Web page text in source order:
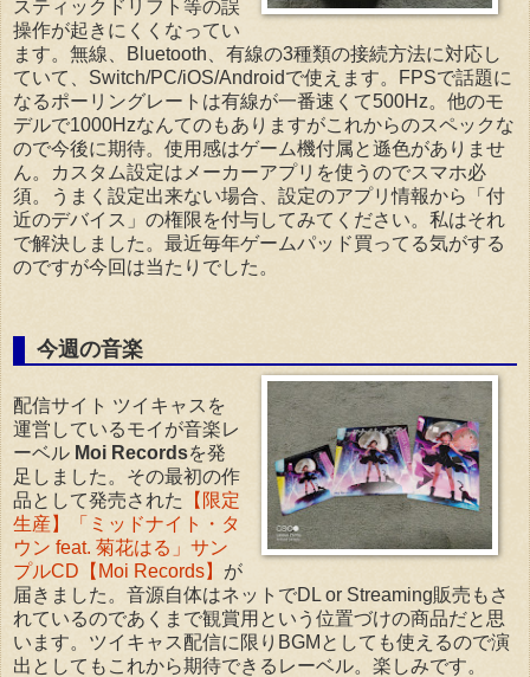
スティックドリフト等の誤
操作が起きにくくなってい
ます。無線、Bluetooth、有線の3種類の接続方法に対応し
ていて、Switch/PC/iOS/Androidで使えます。FPSで話題に
なるポーリングレートは有線が一番速くて500Hz。他のモ
デルで1000Hzなんてのもありますがこれからのスペックな
ので今後に期待。使用感はゲーム機付属と遜色がありませ
ん。カスタム設定はメーカーアプリを使うのでスマホ必
須。うまく設定出来ない場合、設定のアプリ情報から「付
近のデバイス」の権限を付与してみてください。私はそれ
で解決しました。最近毎年ゲームパッド買ってる気がする
のですが今回は当たりでした。
今週の音楽
配信サイト ツイキャスを
運営しているモイが音楽レ
ーベル Moi Recordsを発
足しました。その最初の作
品として発売された
【限定
生産】「ミッドナイト・タ
ウン feat. 菊花はる」サン
プルCD【Moi Records】 が
届きました。音源自体はネットでDL or Streaming販売もさ
れているのであくまで観賞用という位置づけの商品だと思
います。ツイキャス配信に限りBGMとしても使えるので演
出としてもこれから期待できるレーベル。楽しみです。